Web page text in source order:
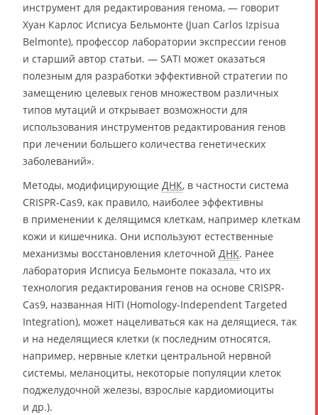
инструмент для редактирования генома, — говорит
Хуан Карлос Исписуа Бельмонте (Juan Carlos Izpisua
Belmonte), профессор лаборатории экспрессии генов
и старший автор статьи. — SATI может оказаться
полезным для разработки эффективной стратегии по
замещению целевых генов множеством различных
типов мутаций и открывает возможности для
использования инструментов редактирования генов
при лечении большего количества генетических
заболеваний».
Методы, модифицирующие ДНК, в частности система
CRISPR-Cas9, как правило, наиболее эффективны
в применении к делящимся клеткам, например клеткам
кожи и кишечника. Они используют естественные
механизмы восстановления клеточной ДНК. Ранее
лаборатория Исписуа Бельмонте показала, что их
технология редактирования генов на основе CRISPR-
Cas9, названная HITI (Homology-Independent Targeted
Integration), может нацеливаться как на делящиеся, так
и на неделящиеся клетки (к последним относятся,
например, нервные клетки центральной нервной
системы, меланоциты, некоторые популяции клеток
поджелудочной железы, взрослые кардиомиоциты
и др.).